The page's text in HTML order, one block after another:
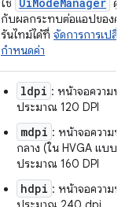
ใช้
ดูข้
กับผลกระทบต่อแอปของคุณ
รันไทม์ได้ที่ จัดการการเปลี่
กำหนดค่า
ldpi : หน้าจอความห
ประมาณ 120 DPI
mdpi : หน้าจอความห
กลาง (ใน HVGA แบบดั้
ประมาณ 160 DPI
hdpi : หน้าจอความห